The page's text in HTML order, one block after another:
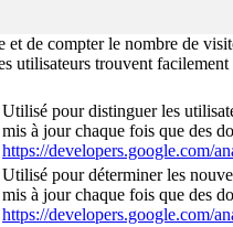
et de compter le nombre de
utilisateurs trouvent
Utilisé pour distinguer les
mis à jour chaque fois que des
https://developers.google.com/
Utilisé pour déterminer les
mis à jour chaque fois que des
https://developers.google.com/